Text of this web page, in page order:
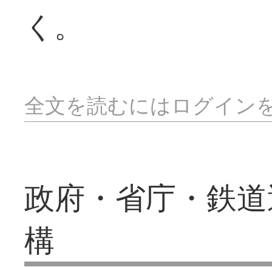
く。
全文を読むにはログイン
政府・省庁・鉄
構